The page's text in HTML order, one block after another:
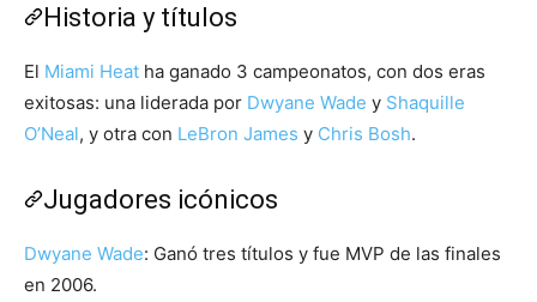
Historia y títulos
El Miami Heat ha ganado 3 campeonatos, con dos eras
exitosas: una liderada por Dwyane Wade y Shaquille
O’Neal, y otra con LeBron James y Chris Bosh.
Jugadores icónicos
Dwyane Wade: Ganó tres títulos y fue MVP de las finales
en 2006.